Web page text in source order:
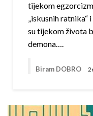
tijekom
„iskusnih ratnika“
su tijekom života
demona….
Biram DOBRO